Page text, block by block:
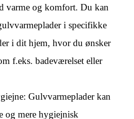
varme og komfort. Du kan
i specifikke
i dit hjem, hvor du ønsker
f.eks. badeværelset eller
Gulvvarmeplader kan
og mere hygiejnisk